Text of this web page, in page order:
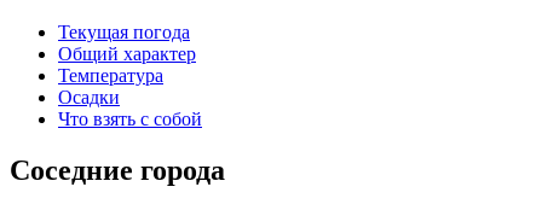
Текущая погода
Общий характер
Температура
Осадки
Что взять с собой
Соседние города